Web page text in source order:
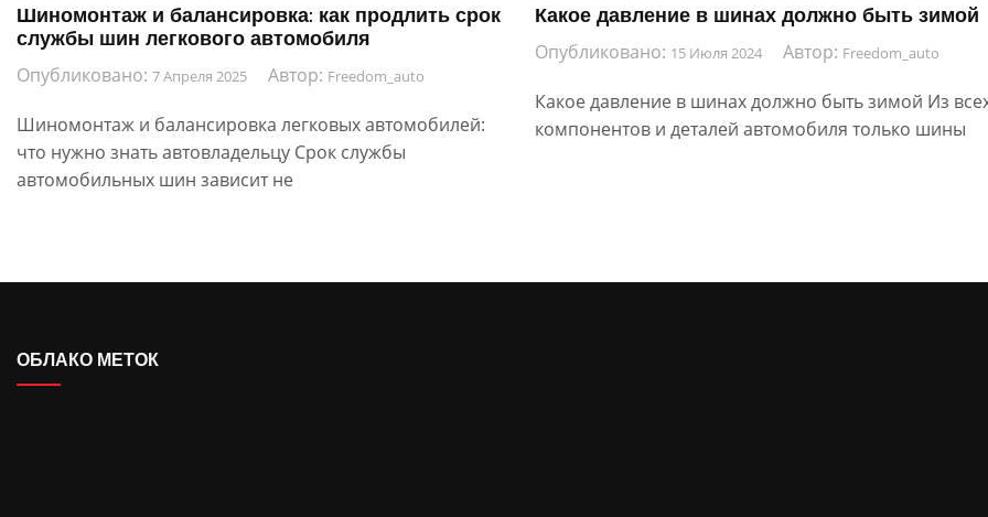
Шиномонтаж и балансировка: как продлить срок
службы шин легкового автомобиля
Опубликовано: 7 Апреля 2025 Автор: Freedom_auto
Шиномонтаж и балансировка легковых автомобилей:
что нужно знать автовладельцу Срок службы
автомобильных шин зависит не
Какое давление в шинах должно быть зимой
Опубликовано: 15 Июля 2024 Автор: Freedom_auto
Какое давление в шинах должно быть зимой Из
компонентов и деталей автомобиля только шины
ОБЛАКО МЕТОК